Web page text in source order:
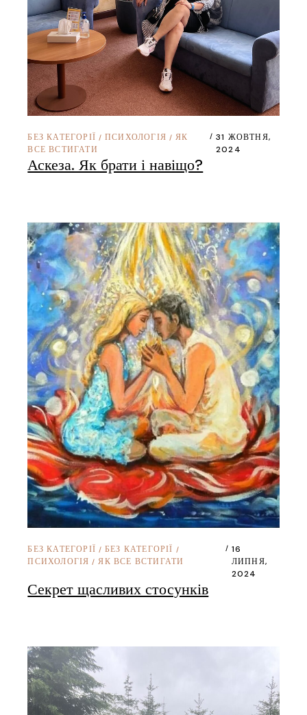
БЕЗ КАТЕГОРІЇ / ПСИХОЛОГІЯ / ЯК
ВСЕ ВСТИГАТИ
31 ЖОВТНЯ,
2024
Аскеза. Як брати і навіщо?
БЕЗ КАТЕГОРІЇ / БЕЗ КАТЕГОРІЇ /
ПСИХОЛОГІЯ /ЯК ВСЕ ВСТИГАТИ
16
ЛИПНЯ,
2024
Секрет щасливих стосунків